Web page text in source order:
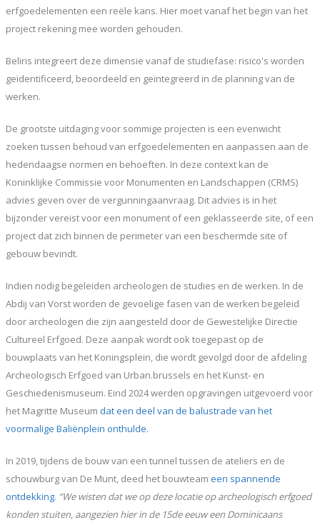
erfgoedelementen een reële kans. Hier moet vanaf het begin van het
project rekening mee worden gehouden.
Beliris integreert deze dimensie vanaf de studiefase: risico's worden
geïdentificeerd, beoordeeld en geïntegreerd in de planning van de
werken.
De grootste uitdaging voor sommige projecten is een evenwicht
zoeken tussen behoud van erfgoedelementen en aanpassen aan de
hedendaagse normen en behoeften. In deze context kan de
Koninklijke Commissie voor Monumenten en Landschappen (CRMS)
advies geven over de vergunningaanvraag. Dit advies is in het
bijzonder vereist voor een monument of een geklasseerde site, of een
project dat zich binnen de perimeter van een beschermde site of
gebouw bevindt.
Indien nodig begeleiden archeologen de studies en de werken. In de
Abdij van Vorst worden de gevoelige fasen van de werken begeleid
door archeologen die zijn aangesteld door de Gewestelijke Directie
Cultureel Erfgoed. Deze aanpak wordt ook toegepast op de
bouwplaats van het Koningsplein, die wordt gevolgd door de afdeling
Archeologisch Erfgoed van Urban.brussels en het Kunst- en
Geschiedenismuseum. Eind 2024 werden opgravingen uitgevoerd voor
het Magritte Museum dat een deel van de balustrade van het
voormalige Baliënplein onthulde.
In 2019, tijdens de bouw van een tunnel tussen de ateliers en de
schouwburg van De Munt, deed het bouwteam een spannende
ontdekking. “We wisten dat we op deze locatie op archeologisch erfgoed
konden stuiten, aangezien hier in de 15de eeuw een Dominicaans